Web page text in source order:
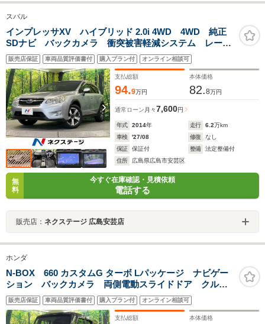
スバル
インプレッサXV ハイブリッド 2.0i 4WD 4WD 純正
SDナビ バックカメラ 衝突被害軽減システム レーダ
ークルーズ 禁煙車 ETC 純正17インチアルミ オー
トライト オートエアコン Bluetooth フルセグ パド
ルシフト
販売店保証 車両品質評価書付 購入プラン付 オンライン相談可
支払総額
94.9万円
本体価格
82.8万円
通常ローン 月々7,600円
年式 2014年 走行 6.2万km
車検
'27/08 修復
なし
保証
保証付 整備
法定整備付
住所
広島県広島市安芸区
無
料
今すぐ在庫確認・見積依頼
電話する
販売店： ネクステージ 広島安芸店
ホンダ
N-BOX 660 カスタムG ターボ Lパッケージ ナビゲー
ション バックカメラ 両側電動スライドドア クルー
ズコントロール ETC スマートキー 純正15インチア
ルミホイール HIDヘッドライト パドルシフト オート
エアコン シートリフター
販売店保証 車両品質評価書付 購入プラン付 オンライン相談可
支払総額 本体価格